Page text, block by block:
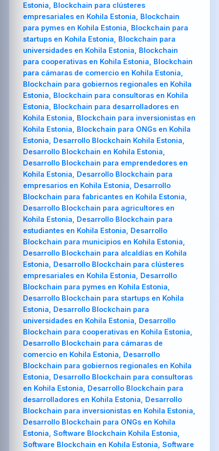
Estonia, Blockchain para clústeres
empresariales en Kohila Estonia, Blockchain
para pymes en Kohila Estonia, Blockchain para
startups en Kohila Estonia, Blockchain para
universidades en Kohila Estonia, Blockchain
para cooperativas en Kohila Estonia, Blockchain
para cámaras de comercio en Kohila Estonia,
Blockchain para gobiernos regionales en Kohila
Estonia, Blockchain para consultoras en Kohila
Estonia, Blockchain para desarrolladores en
Kohila Estonia, Blockchain para inversionistas en
Kohila Estonia, Blockchain para ONGs en Kohila
Estonia, Desarrollo Blockchain Kohila Estonia,
Desarrollo Blockchain en Kohila Estonia,
Desarrollo Blockchain para emprendedores en
Kohila Estonia, Desarrollo Blockchain para
empresarios en Kohila Estonia, Desarrollo
Blockchain para fabricantes en Kohila Estonia,
Desarrollo Blockchain para agricultores en
Kohila Estonia, Desarrollo Blockchain para
estudiantes en Kohila Estonia, Desarrollo
Blockchain para municipios en Kohila Estonia,
Desarrollo Blockchain para alcaldías en Kohila
Estonia, Desarrollo Blockchain para clústeres
empresariales en Kohila Estonia, Desarrollo
Blockchain para pymes en Kohila Estonia,
Desarrollo Blockchain para startups en Kohila
Estonia, Desarrollo Blockchain para
universidades en Kohila Estonia, Desarrollo
Blockchain para cooperativas en Kohila Estonia,
Desarrollo Blockchain para cámaras de
comercio en Kohila Estonia, Desarrollo
Blockchain para gobiernos regionales en Kohila
Estonia, Desarrollo Blockchain para consultoras
en Kohila Estonia, Desarrollo Blockchain para
desarrolladores en Kohila Estonia, Desarrollo
Blockchain para inversionistas en Kohila Estonia,
Desarrollo Blockchain para ONGs en Kohila
Estonia, Software Blockchain Kohila Estonia,
Software Blockchain en Kohila Estonia, Software